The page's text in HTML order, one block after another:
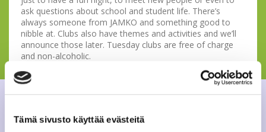
Tämä sivusto käyttää evästeitä
ask questions about school and student life. There’s
always someone from JAMKO and something good to
nibble at. Clubs also have themes and activities and we’ll
announce those later. Tuesday clubs are free of charge
and non-alcoholic.
Tueday Club on 19th of April is all overall badges! We’ll
sow them to our overalls in good company.
Welcome!